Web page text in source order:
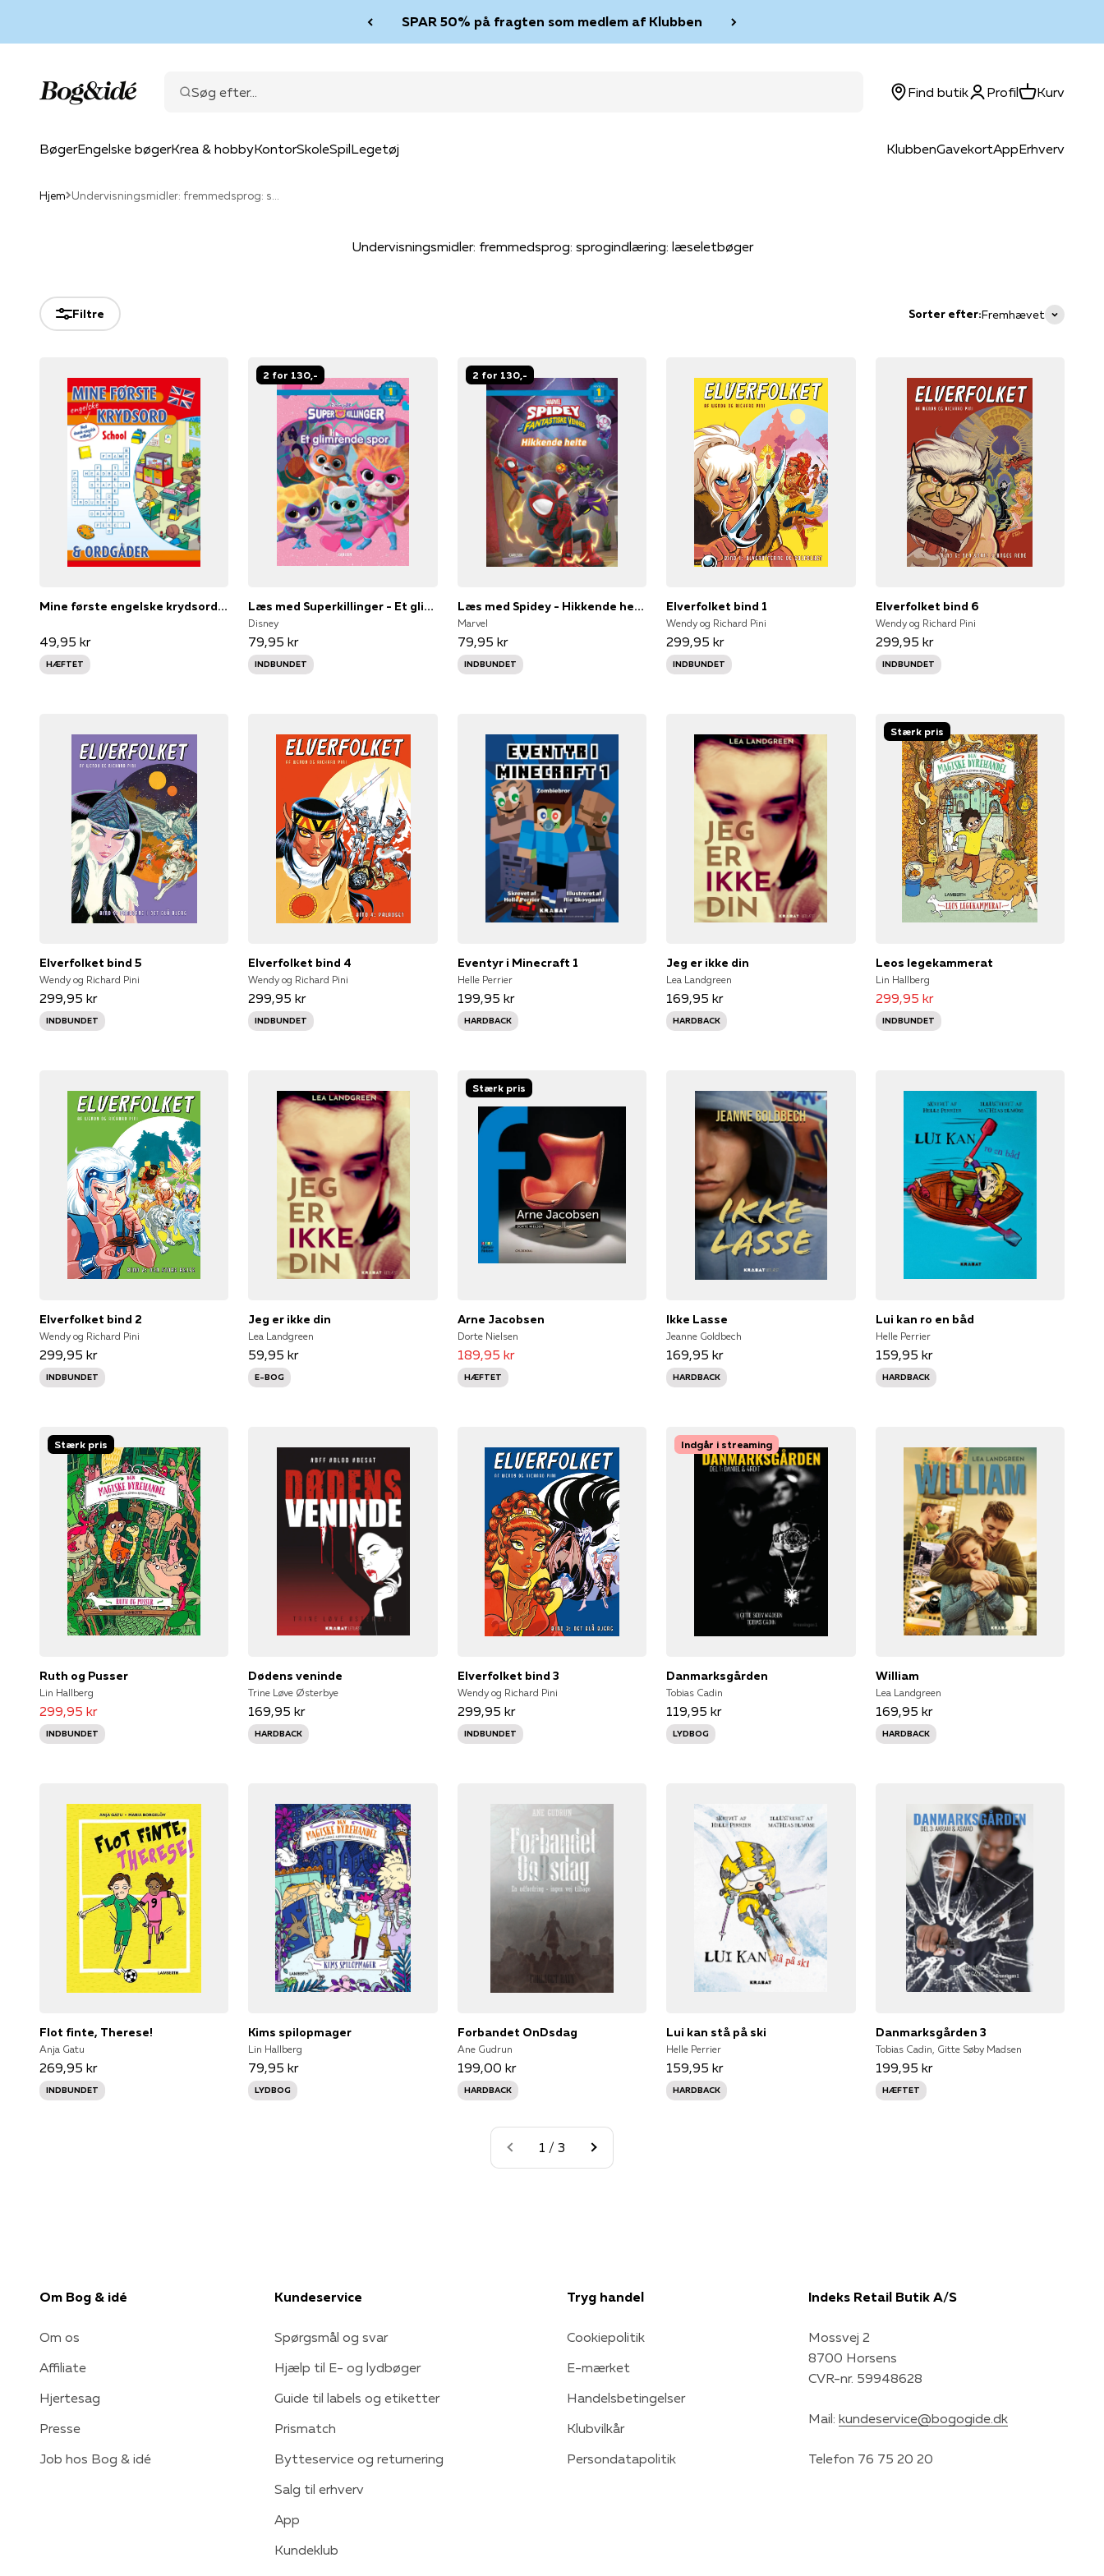
SPAR 50% på fragten som medlem af Klubben
BøgerEngelske bøgerKrea & hobbyKontorSkoleSpilLegetøj KlubbenGavekortAppErhverv
Søg efter...
Bog & idé Find butikLog ind
ProfilKurvKurv
Hjem
Undervisningsmidler: fremmedsprog: sprogindlæring: læseletbøger
Filtre Sorter efter:Fremhævet
Mine første engelske krydsord og ordgåder: School
49,95 kr
HÆFTET
2 for 130,-
Læs med Superkillinger - Et glimrende spor
Disney
79,95 kr
INDBUNDET
2 for 130,-
Læs med Spidey - Hikkende helte
Marvel
79,95 kr
INDBUNDET
Elverfolket bind 1
Wendy og Richard Pini
299,95 kr
INDBUNDET
Elverfolket bind 6
Wendy og Richard Pini
299,95 kr
INDBUNDET
Elverfolket bind 5
Wendy og Richard Pini
299,95 kr
INDBUNDET
Elverfolket bind 4
Wendy og Richard Pini
299,95 kr
INDBUNDET
Eventyr i Minecraft 1
Helle Perrier
199,95 kr
HARDBACK
Jeg er ikke din
Lea Landgreen
169,95 kr
HARDBACK
Stærk pris
Leos legekammerat
Lin Hallberg
299,95 kr
INDBUNDET
Elverfolket bind 2
Wendy og Richard Pini
299,95 kr
INDBUNDET
Jeg er ikke din
Lea Landgreen
59,95 kr
E-BOG
Stærk pris
Arne Jacobsen
Dorte Nielsen
189,95 kr
HÆFTET
Ikke Lasse
Jeanne Goldbech
169,95 kr
HARDBACK
Lui kan ro en båd
Helle Perrier
159,95 kr
HARDBACK
Stærk pris
Ruth og Pusser
Lin Hallberg
299,95 kr
INDBUNDET
Dødens veninde
Trine Løve Østerbye
169,95 kr
HARDBACK
Elverfolket bind 3
Wendy og Richard Pini
299,95 kr
INDBUNDET
Indgår i streaming
Danmarksgården
Tobias Cadin
119,95 kr
LYDBOG
William
Lea Landgreen
169,95 kr
HARDBACK
Flot finte, Therese!
Anja Gatu
269,95 kr
INDBUNDET
Kims spilopmager
Lin Hallberg
79,95 kr
LYDBOG
Forbandet OnDsdag
Ane Gudrun
199,00 kr
HARDBACK
Lui kan stå på ski
Helle Perrier
159,95 kr
HARDBACK
Danmarksgården 3
Tobias Cadin, Gitte Søby Madsen
199,95 kr
HÆFTET
1 / 3
Om Bog & idé
Om os
Affiliate
Hjertesag
Presse
Job hos Bog & idé
Kundeservice
Spørgsmål og svar
Hjælp til E- og lydbøger
Guide til labels og etiketter
Prismatch
Bytteservice og returnering
Salg til erhverv
App
Kundeklub
Tryg handel
Cookiepolitik
E-mærket
Handelsbetingelser
Klubvilkår
Persondatapolitik
Indeks Retail Butik A/S
Mossvej 2
8700 Horsens
CVR-nr. 59948628
Mail: kundeservice@bogogide.dk
Telefon 76 75 20 20